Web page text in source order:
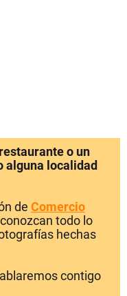
o un
alguna localidad
de Comercio
todo lo
hechas
contigo